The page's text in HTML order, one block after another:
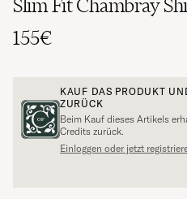
Slim Fit Chambray
155€
KAUF DAS PRODUKT
ZURÜCK
Beim Kauf dieses Artikels
Credits zurück.
Einloggen oder jetzt